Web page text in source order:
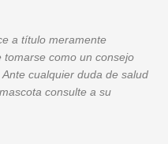
a título meramente
tomarse como un consejo
cualquier duda de salud
consulte a su